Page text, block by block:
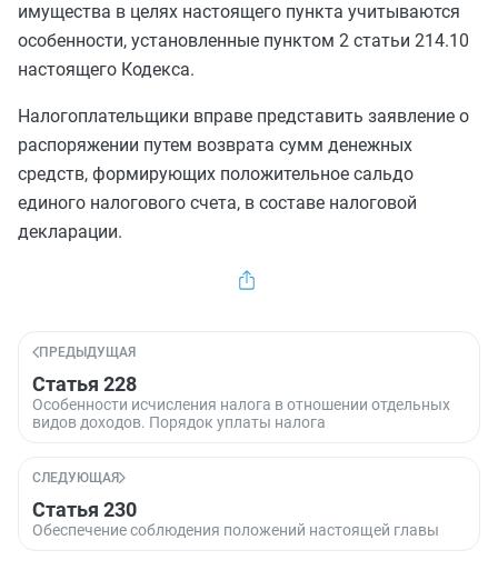
имущества в целях настоящего пункта учитываются
особенности, установленные пунктом 2 статьи 214.10
настоящего Кодекса.
Налогоплательщики вправе представить заявление о
распоряжении путем возврата сумм денежных
средств, формирующих положительное сальдо
единого налогового счета, в составе налоговой
декларации.
ПРЕДЫДУЩАЯ
Статья 228
Особенности исчисления налога в отношении отдельных
видов доходов. Порядок уплаты налога
СЛЕДУЮЩАЯ
Статья 230
Обеспечение соблюдения положений настоящей главы